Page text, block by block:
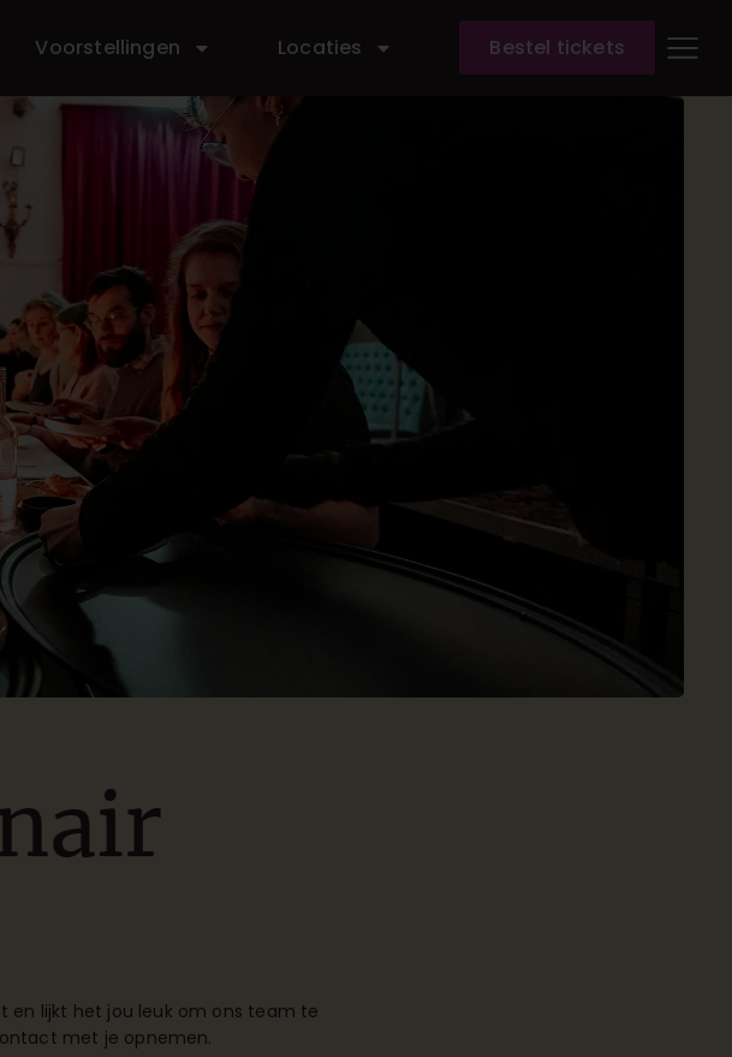
Voorstellingen Locaties Bestel tickets
en lijkt het jou leuk om ons team te
met je opnemen.